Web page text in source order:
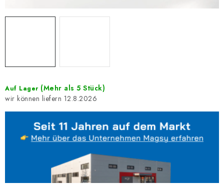
Auf Lager (Mehr als 5 Stück)
12.8.2026